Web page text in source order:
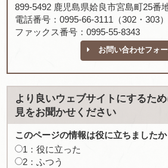
899-5492 鹿児島県姶良市宮島町25番
電話番号：0995-66-3111（302・303）
ファックス番号：0995-55-8343
お問い合わせフォ
より良いウェブサイトにするた
見をお聞かせください
このページの情報は役に立ちましたか
1：役に立った
2：ふつう